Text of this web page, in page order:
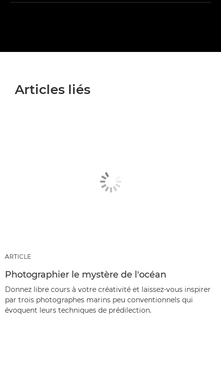
Articles liés
ARTICLE
Photographier le mystère de l'océan
Donnez libre cours à votre créativité et laissez-vous inspirer
par trois photographes marins peu conventionnels qui
évoquent leurs techniques de prédilection.